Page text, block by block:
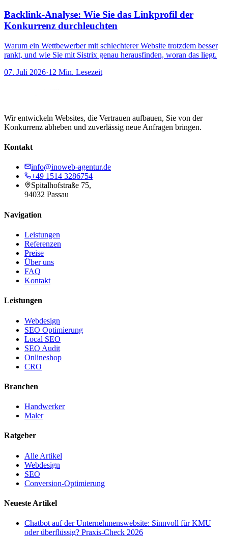
Backlink-Analyse: Wie Sie das Linkprofil der
Konkurrenz durchleuchten
Warum ein Wettbewerber mit schlechterer Website trotzdem besser
rankt, und wie Sie mit Sistrix genau herausfinden, woran das liegt.
07. Juli 2026·12 Min. Lesezeit
Wir entwickeln Websites, die Vertrauen aufbauen, Sie von der
Konkurrenz abheben und zuverlässig neue Anfragen bringen.
Kontakt
info@inoweb-agentur.de
+49 1514 3286754
Spitalhofstraße 75,
94032 Passau
Navigation
Leistungen
Referenzen
Preise
Über uns
FAQ
Kontakt
Leistungen
Webdesign
SEO Optimierung
Local SEO
SEO Audit
Onlineshop
CRO
Branchen
Handwerker
Maler
Ratgeber
Alle Artikel
Webdesign
SEO
Conversion-Optimierung
Neueste Artikel
Chatbot auf der Unternehmenswebsite: Sinnvoll für KMU
oder überflüssig? Praxis-Check 2026